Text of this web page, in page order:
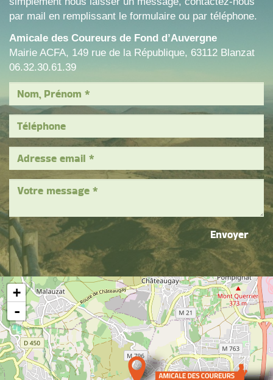
par mail en remplissant le formulaire ou par téléphone.
Amicale des Coureurs de Fond d’Auvergne
Mairie ACFA, 149 rue de la République, 63112 Blanzat
06.32.30.61.39
Envoyer
+
-